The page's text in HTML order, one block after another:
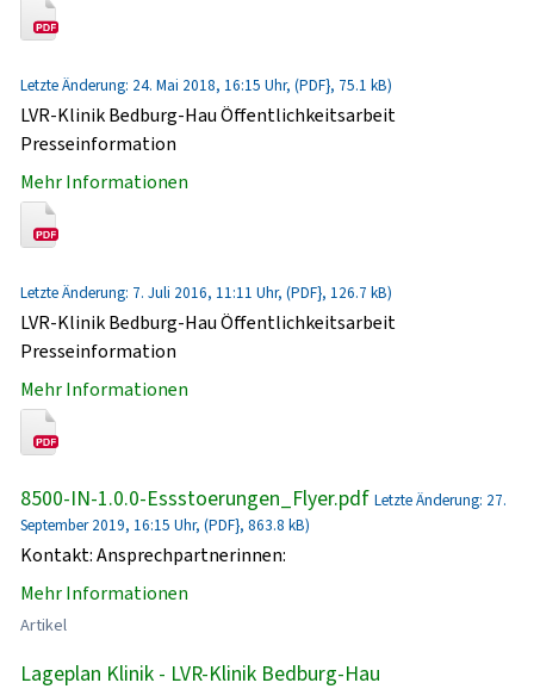
Letzte Änderung: 24. Mai 2018, 16:15 Uhr, (PDF}, 75.1 kB)
LVR-Klinik Bedburg-Hau Öffentlichkeitsarbeit
Presseinformation
Mehr Informationen
Letzte Änderung: 7. Juli 2016, 11:11 Uhr, (PDF}, 126.7 kB)
LVR-Klinik Bedburg-Hau Öffentlichkeitsarbeit
Presseinformation
Mehr Informationen
8500-IN-1.0.0-Essstoerungen_Flyer.pdf Letzte Änderung: 27.
September 2019, 16:15 Uhr, (PDF}, 863.8 kB)
Kontakt: Ansprechpartnerinnen:
Mehr Informationen
Artikel
Lageplan Klinik - LVR-Klinik Bedburg-Hau